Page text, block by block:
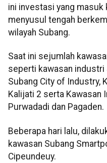
ini investasi yang masuk
menyusul tengah
wilayah Subang.
Saat ini sejumlah
seperti kawasan industri
Subang City of Industry,
Kalijati 2 serta Kawasan
Purwadadi dan Pagaden.
Beberapa hari lalu,
kawasan Subang
Cipeundeuy.